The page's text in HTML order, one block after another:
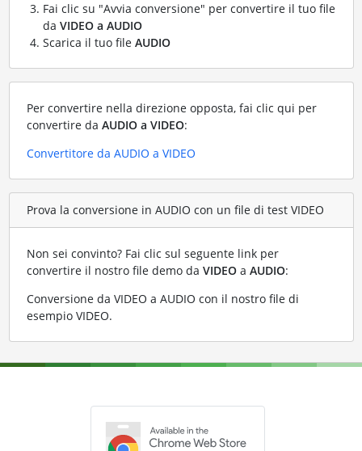
Fai clic su "Avvia conversione" per convertire il tuo file
da VIDEO a AUDIO
Scarica il tuo file AUDIO
Per convertire nella direzione opposta, fai clic qui per
convertire da AUDIO a VIDEO:
Convertitore da AUDIO a VIDEO
Prova la conversione in AUDIO con un file di test VIDEO
Non sei convinto? Fai clic sul seguente link per
convertire il nostro file demo da VIDEOa AUDIO:
Conversione da VIDEO a AUDIO con il nostro file di
esempio VIDEO.